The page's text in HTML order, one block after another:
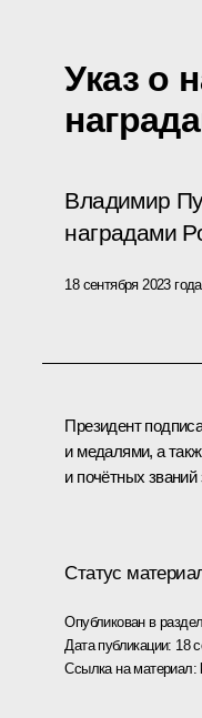
Указ о
Владимир
наградами
18 сентября 2023 года
Президент
и медалями, а
и почётных званий
Статус
Опубликован в
Дата публикации: 18
Ссылка на материал: